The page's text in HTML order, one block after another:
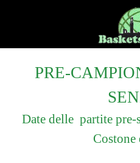
PRE-
Date delle partite pre-
Costone